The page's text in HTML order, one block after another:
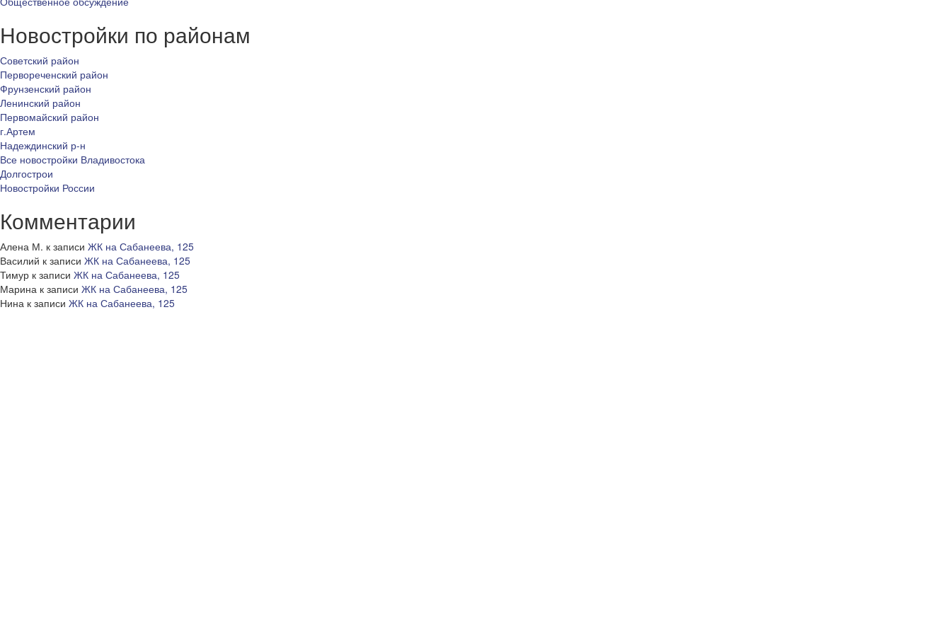
Новостройки по районам
Советский район
Первореченский район
Фрунзенский район
Ленинский район
Первомайский район
г.Артем
Надеждинский р-н
Все новостройки Владивостока
Долгострои
Новостройки России
Комментарии
Алена М. к записи ЖК на Сабанеева, 125
Василий к записи ЖК на Сабанеева, 125
Тимур к записи ЖК на Сабанеева, 125
Марина к записи ЖК на Сабанеева, 125
Нина к записи ЖК на Сабанеева, 125